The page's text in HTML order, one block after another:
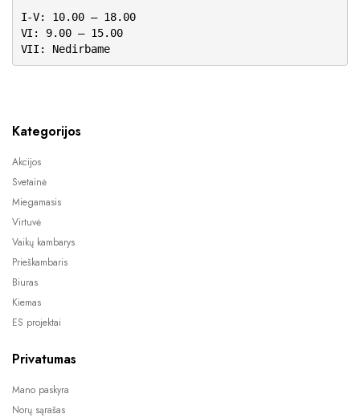
I-V: 10.00 – 18.00
VI: 9.00 – 15.00
VII: Nedirbame
Kategorijos
Akcijos
Svetainė
Miegamasis
Virtuvė
Vaikų kambarys
Prieškambaris
Biuras
Kiemas
ES projektai
Privatumas
Mano paskyra
Norų sąrašas